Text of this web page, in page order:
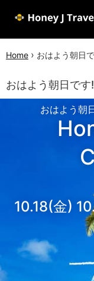
Home › おはよう朝日
おはよう朝日で
おはよう朝
10.18(金)